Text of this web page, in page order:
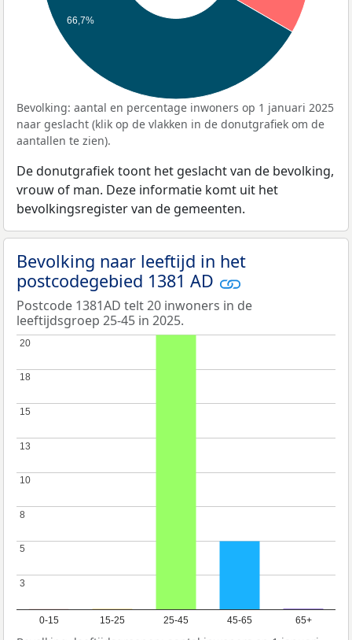
66,7%
Bevolking: aantal en percentage inwoners op 1 januari 2025
naar geslacht (klik op de vlakken in de donutgrafiek om de
aantallen te zien).
De donutgrafiek toont het geslacht van de bevolking,
vrouw of man. Deze informatie komt uit het
bevolkingsregister van de gemeenten.
Bevolking naar leeftijd in het
postcodegebied 1381 AD
Postcode 1381AD telt 20 inwoners in de
leeftijdsgroep 25-45 in 2025.
0-15 15-25 25-45 45-65 65+
3
3
5
5
8
8
10
10
13
13
15
15
18
18
20
20